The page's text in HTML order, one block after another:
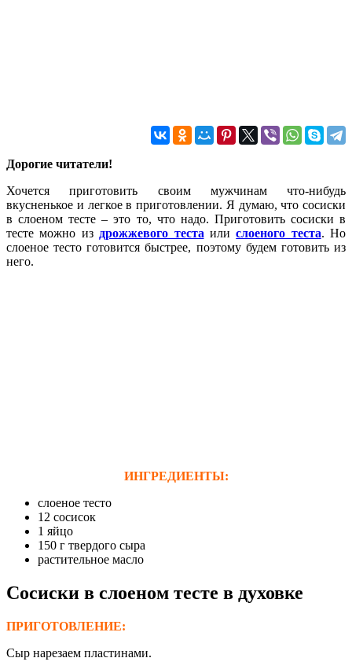
Дорогие читатели!
Хочется приготовить своим мужчинам что-нибудь
вкусненькое и легкое в приготовлении. Я думаю, что сосиски
в слоеном тесте – это то, что надо. Приготовить сосиски в
тесте можно из дрожжевого теста илислоеного теста. Но
слоеное тесто готовится быстрее, поэтому будем готовить из
него.
ИНГРЕДИЕНТЫ:
слоеное тесто
12 сосисок
1 яйцо
150 г твердого сыра
растительное масло
Сосиски в слоеном тесте в духовке
ПРИГОТОВЛЕНИЕ:
Сыр нарезаем пластинами.